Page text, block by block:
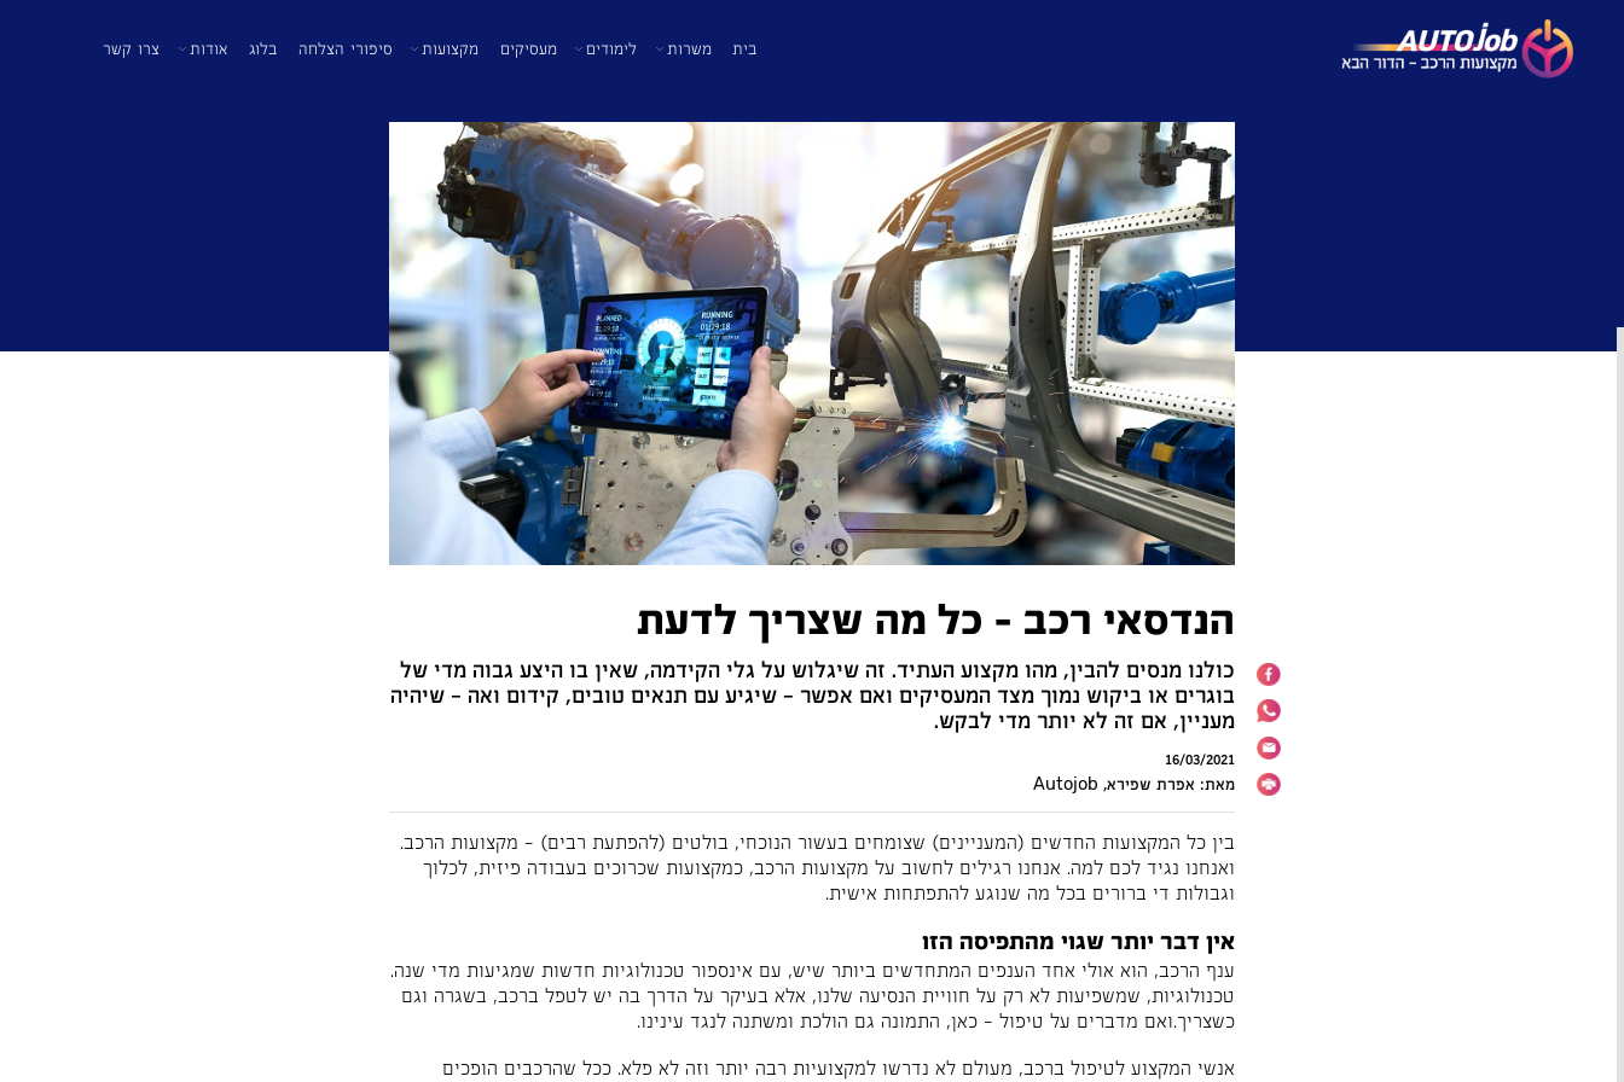
בית משרות לימודים מעסיקים מקצועות סיפורי הצלחה בלוג אודות צרו קשר
הנדסאי רכב - כל מה שצריך לדעת
כולנו מנסים להבין, מהו מקצוע העתיד. זה שיגלוש על גלי הקידמה, שאין בו היצע גבוה מדי של
בוגרים או ביקוש נמוך מצד המעסיקים ואם אפשר – שיגיע עם תנאים טובים, קידום ואה – שיהיה
מעניין, אם זה לא יותר מדי לבקש.
16/03/2021
מאת: אפרת שפירא, Autojob
בין כל המקצועות החדשים (המעניינים) שצומחים בעשור הנוכחי, בולטים (להפתעת רבים) – מקצועות הרכב.
ואנחנו נגיד לכם למה. אנחנו רגילים לחשוב על מקצועות הרכב, כמקצועות שכרוכים בעבודה פיזית, לכלוך
וגבולות די ברורים בכל מה שנוגע להתפתחות אישית.
אין דבר יותר שגוי מהתפיסה הזו
ענף הרכב, הוא אולי אחד הענפים המתחדשים ביותר שיש, עם אינספור טכנולוגיות חדשות שמגיעות מדי שנה.
טכנולוגיות, שמשפיעות לא רק על חוויית הנסיעה שלנו, אלא בעיקר על הדרך בה יש לטפל ברכב, בשגרה וגם
כשצריך.ואם מדברים על טיפול – כאן, התמונה גם הולכת ומשתנה לנגד עינינו.
אנשי המקצוע לטיפול ברכב, מעולם לא נדרשו למקצועיות רבה יותר וזה לא פלא. ככל שהרכבים הופכים